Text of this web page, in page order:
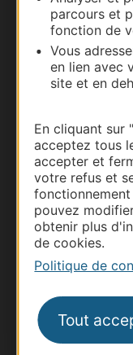
parcours et
fonction de
Vous
en lien avec
site et en
En cliquant sur
acceptez tous
accepter et
votre refus et
pouvez
obtenir plus
de cookies.
Politique de
Tout
Carte
Thermalisme
Pros
Site presse et